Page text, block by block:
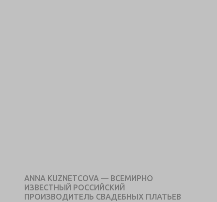
ANNA KUZNETCOVA — ВСЕМИРНО
ИЗВЕСТНЫЙ РОССИЙСКИЙ
ПРОИЗВОДИТЕЛЬ СВАДЕБНЫХ ПЛАТЬЕВ